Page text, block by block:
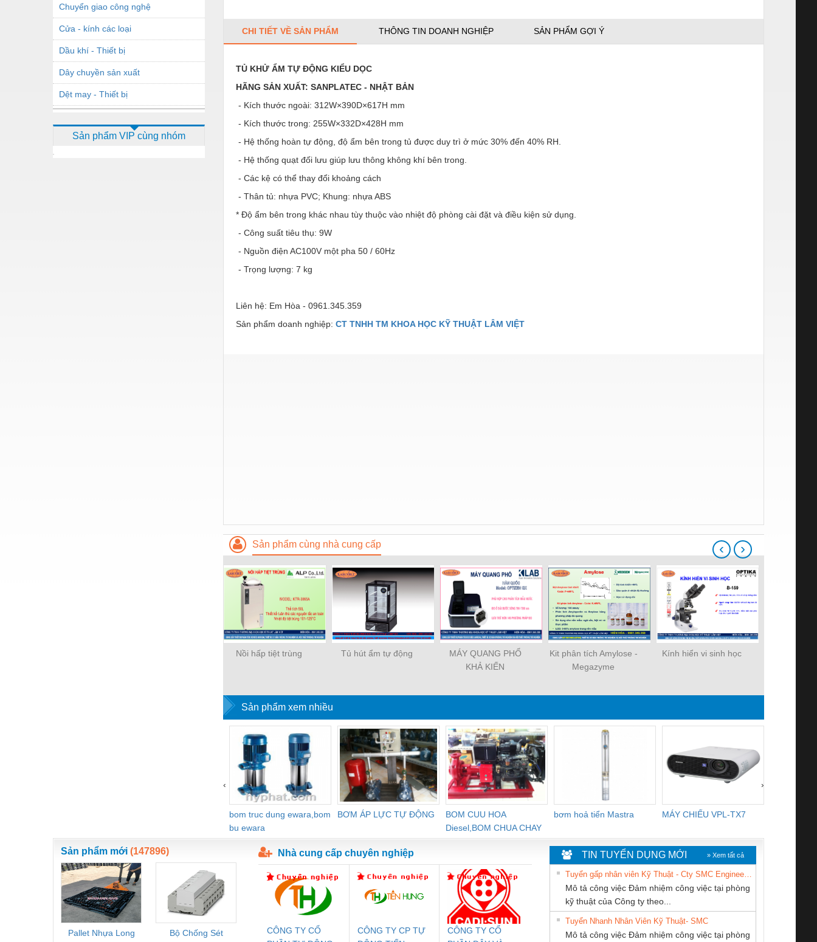
Chuyển giao công nghệ
Cửa - kính các loại
Dầu khí - Thiết bị
Dây chuyền sản xuất
Dệt may - Thiết bị
Dịch vụ - Thi công
Thiết bị công nghiệp
Thiết bị công trình
Thiết bị điện
Thiết bị giáo dục
Thiết bị khác
Sản phẩm VIP cùng nhóm
CHI TIẾT VỀ SẢN PHẨM THÔNG TIN DOANH NGHIỆP SẢN PHẨM GỢI Ý
TỦ KHỬ ẨM TỰ ĐỘNG KIỂU DỌC
HÃNG SẢN XUẤT: SANPLATEC - NHẬT BẢN
- Kích thước ngoài: 312W×390D×617H mm
- Kích thước trong: 255W×332D×428H mm
- Hệ thống hoàn tự động, độ ẩm bên trong tủ được duy trì ở mức 30% đến 40% RH.
- Hệ thống quạt đối lưu giúp lưu thông không khí bên trong.
- Các kệ có thể thay đổi khoảng cách
- Thân tủ: nhựa PVC; Khung: nhựa ABS
* Độ ẩm bên trong khác nhau tùy thuộc vào nhiệt độ phòng cài đặt và điều kiện sử dụng.
- Công suất tiêu thụ: 9W
- Nguồn điện AC100V một pha 50 / 60Hz
- Trọng lượng: 7 kg
Liên hệ: Em Hòa - 0961.345.359
Sản phẩm doanh nghiệp: CT TNHH TM KHOA HỌC KỸ THUẬT LÂM VIỆT
Sản phẩm cùng nhà cung cấp
Nồi hấp tiệt trùng Tủ hút ẩm tự động
MÁY QUANG PHỔ
KHẢ KIẾN
Kit phân tích Amylose -
Megazyme
Kính hiển vi sinh học
‹ ›
Sản phẩm xem nhiều
bom truc dung ewara,bom
bu ewara
BƠM ÁP LỰC TỰ ĐỘNG
BOM CUU HOA
Diesel,BOM CHUA CHAY
bơm hoả tiển Mastra MÁY CHIẾU VPL-TX7
‹ ›
Sản phẩm mới (147896)
Pallet Nhựa Long
Bộ Chống Sét
Rơ Le Đệm An Toàn
Rơ Le An Toàn
Bộ Lặp Tín Hiệu
Rơ Le An Toàn
Bộ giám sát chuỗi
Bộ giám sát dòng
Nhà cung cấp chuyên nghiệp
CÔNG TY CỔ
CÔNG TY CP TỰ
CÔNG TY CỔ
Cty TNHH TM QC
CÔNG TY TNHH
Tan Dong Cang
TIN TUYỂN DỤNG MỚI » Xem tất cả
Mô tả công việc Đảm nhiệm công việc tại phòng
kỹ thuật của Công ty theo...
Tuyển Nhanh Nhân Viên Kỹ Thuật- SMC
Mô tả công việc Đảm nhiệm công việc tại phòng